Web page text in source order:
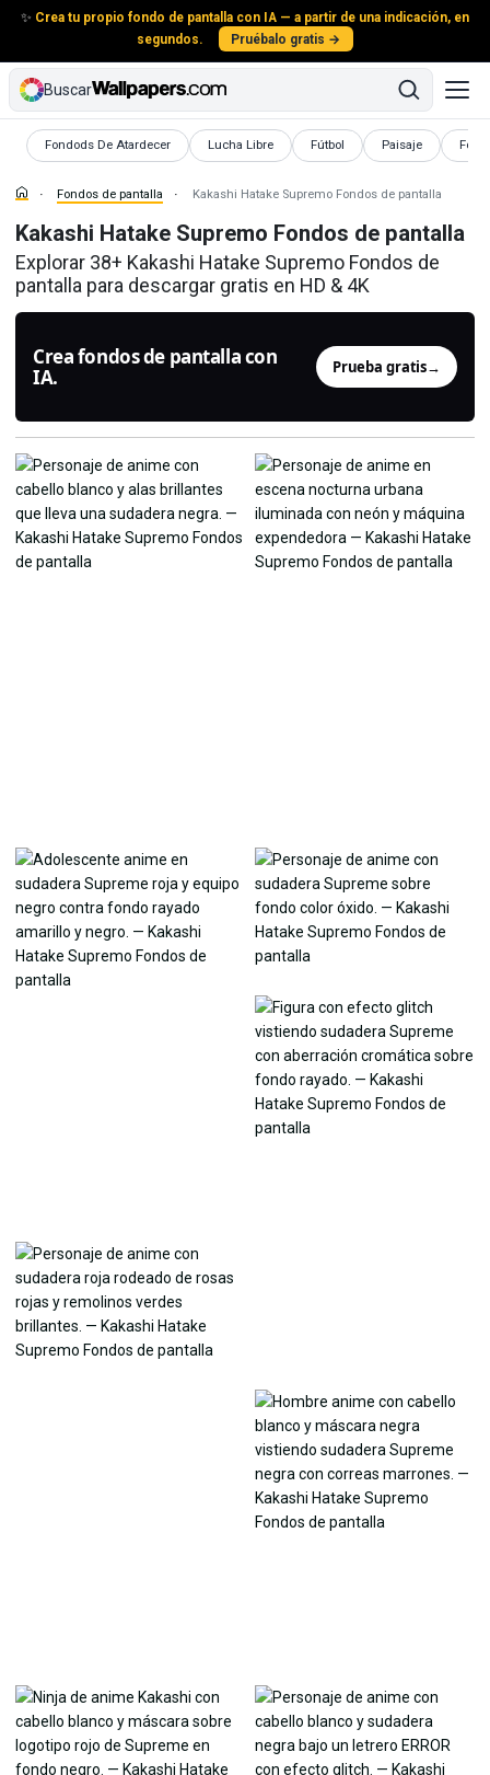
✨ Crea tu propio fondo de pantalla con IA — a partir de una indicación, en
segundos.
Pruébalo gratis →
Buscar
Fondods De Atardecer
Fondos de pantalla Lucha Libre
Fondos de pantallaFútbol
Fondos de pantalla
Paisaje
Fondos de pantalla
Fondos de pantalla Kakashi Hatake Supremo Fondos de pantalla
Kakashi Hatake Supremo Fondos de pantalla
Explorar 38+ Kakashi Hatake Supremo Fondos de
pantalla para descargar gratis en HD & 4K
Crea fondos de pantalla con
IA.
Prueba gratis→